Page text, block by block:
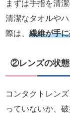
まずは手指を清
清潔なタオルや
際は、 繊維が手
②レンズの状
コンタクトレン
っていないか、